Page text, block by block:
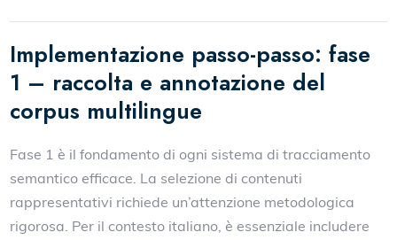
Implementazione passo-passo: fase
1 – raccolta e annotazione del
corpus multilingue
Fase 1 è il fondamento di ogni sistema di tracciamento
semantico efficace. La selezione di contenuti
rappresentativi richiede un’attenzione metodologica
rigorosa. Per il contesto italiano, è essenziale includere